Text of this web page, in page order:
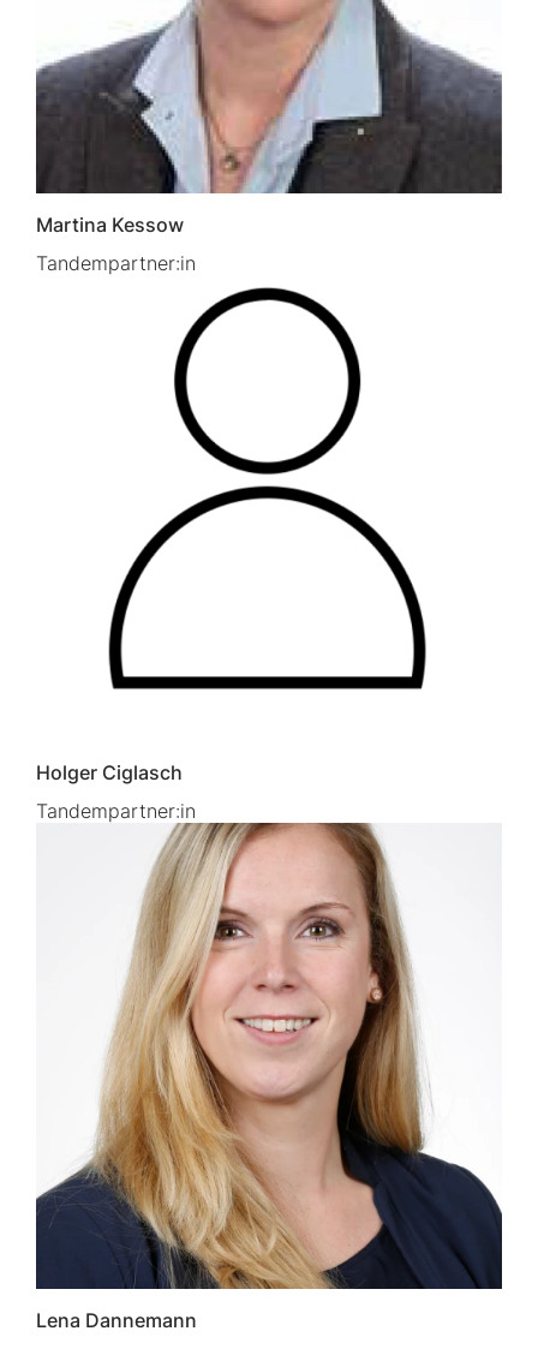
Martina Kessow
Tandempartner:in
Holger Ciglasch
Tandempartner:in
Lena Dannemann